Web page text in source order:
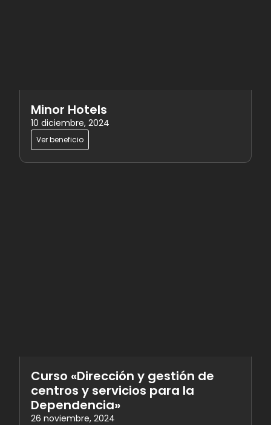
Minor Hotels
10 diciembre, 2024
Ver beneficio
Curso «Dirección y gestión de
centros y servicios para la
Dependencia»
26 noviembre, 2024